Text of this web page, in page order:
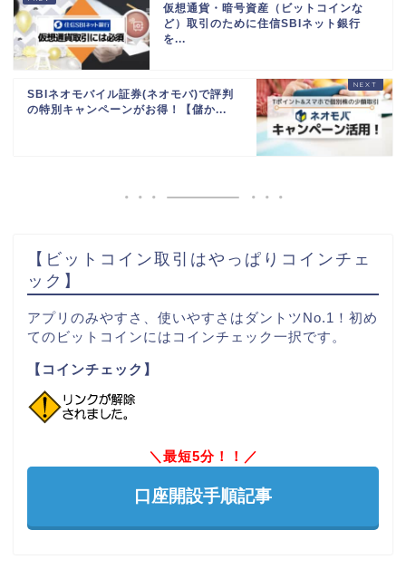
仮想通貨・暗号資産（ビットコインな
ど）取引のために住信SBIネット銀行
を...
SBIネオモバイル証券(ネオモバ)で評判
の特別キャンペーンがお得！【儲か...
【ビットコイン取引はやっぱりコインチェ
ック】
アプリのみやすさ、使いやすさはダントツNo.1！初め
てのビットコインにはコインチェック一択です。
【コインチェック】
＼最短5分！！／
口座開設手順記事